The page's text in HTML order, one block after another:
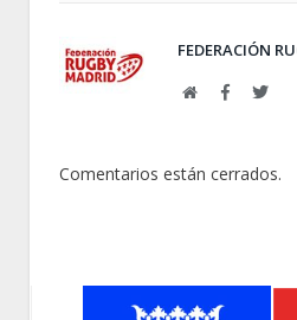
FEDERACIÓN
WebFacebook
Comentarios están cerrados.